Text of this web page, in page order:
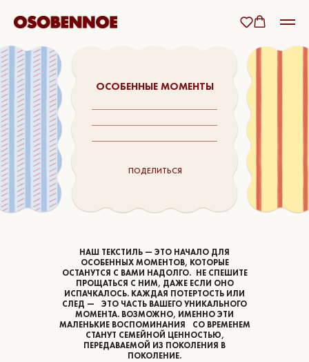
ОСОБЕННЫЕ МОМЕНТЫ
НАШ ТЕКСТИЛЬ — ЭТО НАЧАЛО ДЛЯ
ОСОБЕННЫХ МОМЕНТОВ, КОТОРЫЕ
ОСТАНУТСЯ С ВАМИ НАДОЛГО. НЕ СПЕШИТЕ
ПРОЩАТЬСЯ С НИМ, ДАЖЕ ЕСЛИ ОНО
ИСПАЧКАЛОСЬ. КАЖДАЯ ПОТЕРТОСТЬ ИЛИ
СЛЕД — ЭТО ЧАСТЬ ВАШЕГО УНИКАЛЬНОГО
МОМЕНТА. ВОЗМОЖНО, ИМЕННО ЭТИ
МАЛЕНЬКИЕ ВОСПОМИНАНИЯ СО ВРЕМЕНЕМ
СТАНУТ СЕМЕЙНОЙ ЦЕННОСТЬЮ,
ПЕРЕДАВАЕМОЙ ИЗ ПОКОЛЕНИЯ В
ПОКОЛЕНИЕ.
ПОДЕЛИТЬСЯ